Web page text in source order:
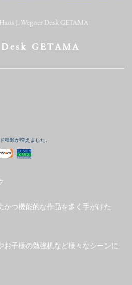
J. Wegner Desk GETAMA
GETAMA
種類が増えました。
かつ機能的な作品を多く手がけた
お子様の勉強机など様々なシーンに